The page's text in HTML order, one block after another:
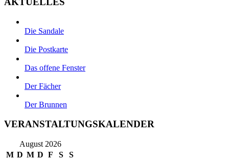
Die Sandale
Die Postkarte
Das offene Fenster
Der Fächer
Der Brunnen
VERANSTALTUNGSKALENDER
August 2026
M D M D F S S